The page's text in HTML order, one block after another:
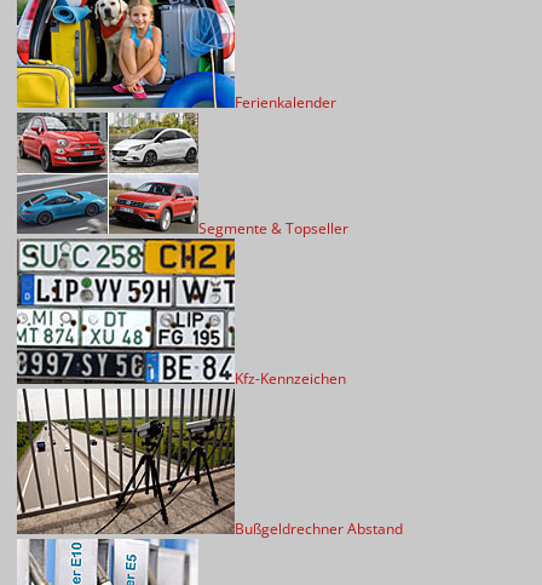
Ferienkalender
Segmente & Topseller
Kfz-Kennzeichen
Bußgeldrechner Abstand